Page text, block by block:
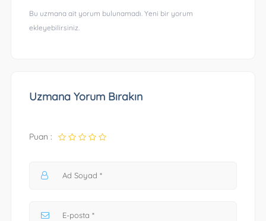
Bu uzmana ait yorum bulunamadı. Yeni bir yorum
ekleyebilirsiniz.
Uzmana Yorum Bırakın
Puan :